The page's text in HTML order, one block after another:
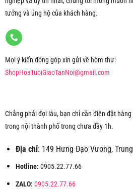
tưởng và ủng hộ của khách hàng.
Mọi ý kiến đóng góp xin gửi về hòm thư:
ShopHoaTuoiGiaoTanNoi@gmail.com
Chẳng phải đợi lâu, bạn chỉ cần điện đặt
trong nội thành phố trong chưa đầy 1h.
Địa chỉ: 149 Hưng Đạo Vương,
Hotline: 0905.22.77.66
ZALO: 0905.22.77.66